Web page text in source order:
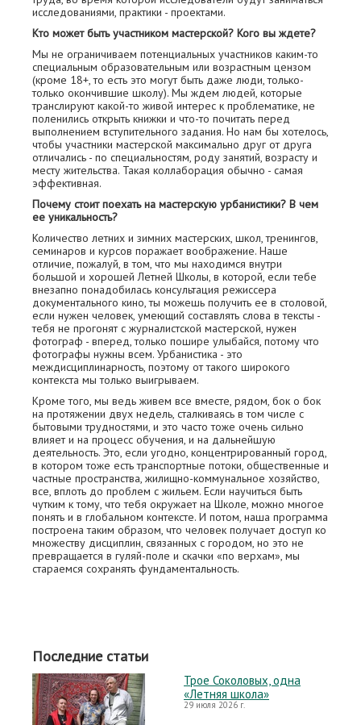
исследованиями, практики - проектами.
Кто может быть участником мастерской? Кого вы ждете?
Мы не ограничиваем потенциальных участников каким-то
специальным образовательным или возрастным цензом
(кроме 18+, то есть это могут быть даже люди, только-
только окончившие школу). Мы ждем людей, которые
транслируют какой-то живой интерес к проблематике, не
поленились открыть книжки и что-то почитать перед
выполнением вступительного задания. Но нам бы хотелось,
чтобы участники мастерской максимально друг от друга
отличались - по специальностям, роду занятий, возрасту и
месту жительства. Такая коллаборация обычно - самая
эффективная.
Почему стоит поехать на мастерскую урбанистики? В чем
ее уникальность?
Количество летних и зимних мастерских, школ, тренингов,
семинаров и курсов поражает воображение. Наше
отличие, пожалуй, в том, что мы находимся внутри
большой и хорошей Летней Школы, в которой, если тебе
внезапно понадобилась консультация режиссера
документального кино, ты можешь получить ее в столовой,
если нужен человек, умеющий составлять слова в тексты -
тебя не прогонят с журналистской мастерской, нужен
фотограф - вперед, только пошире улыбайся, потому что
фотографы нужны всем. Урбанистика - это
междисциплинарность, поэтому от такого широкого
контекста мы только выигрываем.
Кроме того, мы ведь живем все вместе, рядом, бок о бок
на протяжении двух недель, сталкиваясь в том числе с
бытовыми трудностями, и это часто тоже очень сильно
влияет и на процесс обучения, и на дальнейшую
деятельность. Это, если угодно, концентрированный город,
в котором тоже есть транспортные потоки, общественные и
частные пространства, жилищно-коммунальное хозяйство,
все, вплоть до проблем с жильем. Если научиться быть
чутким к тому, что тебя окружает на Школе, можно многое
понять и в глобальном контексте. И потом, наша программа
построена таким образом, что человек получает доступ ко
множеству дисциплин, связанных с городом, но это не
превращается в гуляй-поле и скачки «по верхам», мы
стараемся сохранять фундаментальность.
Последние статьи
Трое Соколовых, одна
«Летняя школа»
29 июля 2026 г.